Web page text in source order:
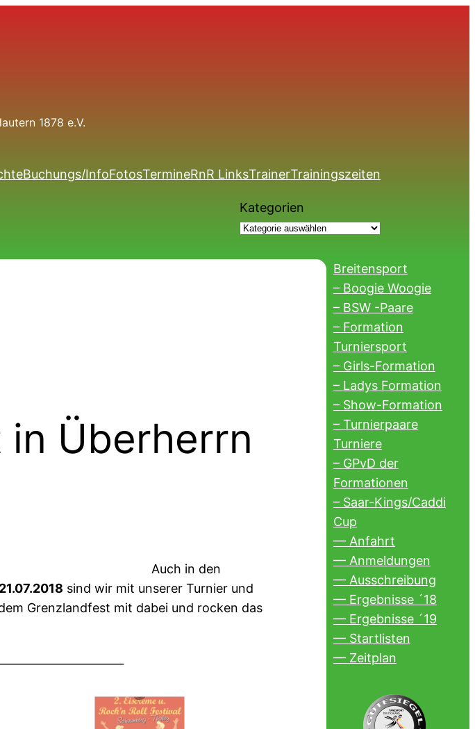
1878 e.V.
Buchungs/InfoFotosTermineRnR LinksTrainerTrainingszeiten
Kategorien
Überherrn
in den
21.07.2018 sind wir mit unserer Turnier und
Grenzlandfest mit dabei und rocken das
Breitensport
– Boogie Woogie
– BSW -Paare
– Formation
Turniersport
– Girls-Formation
– Ladys Formation
– Show-Formation
– Turnierpaare
Turniere
– GPvD der
Formationen
– Saar-Kings/Caddi
Cup
— Anfahrt
— Anmeldungen
— Ausschreibung
— Ergebnisse ´18
— Ergebnisse ´19
— Startlisten
— Zeitplan